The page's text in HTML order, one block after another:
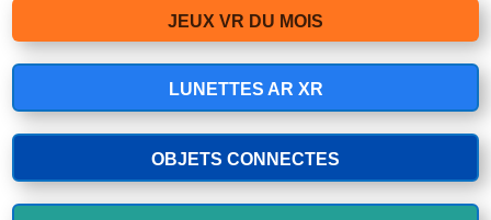
JEUX VR DU MOIS
LUNETTES AR XR
OBJETS CONNECTES